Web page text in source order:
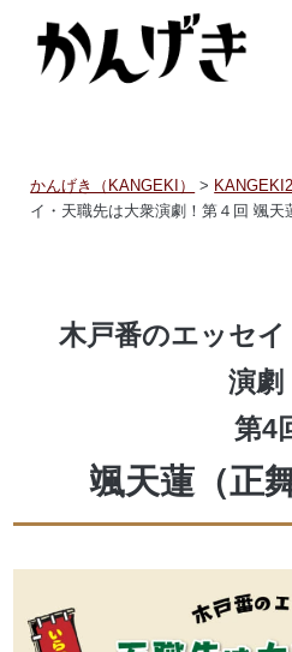
かんげき（KANGEKI） >
イ・天職先は大衆演劇！第４回 颯天
木戸番のエッセ
演劇
第4
颯天蓮（正